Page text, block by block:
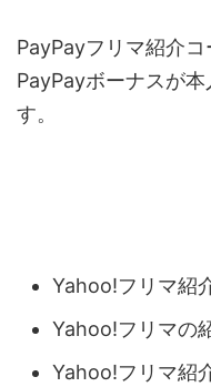
PayPayフリマ紹介
PayPayボーナスが
す。
Yahoo!フリマ紹
Yahoo!フリマの
Yahoo!フリマ紹